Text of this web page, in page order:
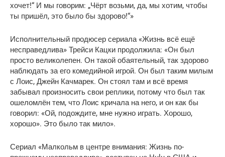
хочет!“ И мы говорим: „Чёрт возьми, да, мы хотим, чтобы
ты пришёл, это было бы здорово!“»
Исполнительный продюсер сериала «Жизнь всё ещё
несправедлива» Трейси Кацки продолжила: «Он был
просто великолепен. Он такой обаятельный, так здорово
наблюдать за его комедийной игрой. Он был таким милым
с Лоис, Джейн Качмарек. Он стоял там и всё время
забывал произносить свои реплики, потому что был так
ошеломлён тем, что Лоис кричала на него, и он как бы
говорил: «Ой, подождите, мне нужно играть. Хорошо,
хорошо». Это было так мило».
Сериал «Малкольм в центре внимания: Жизнь по-